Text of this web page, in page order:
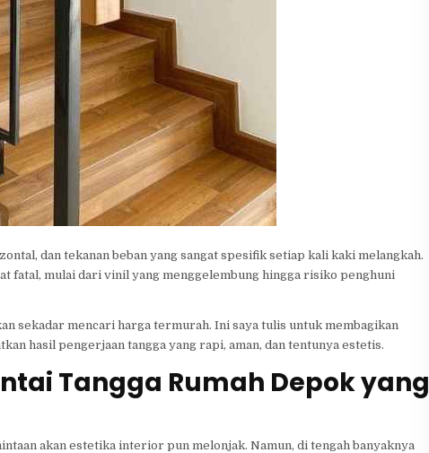
dan tekanan beban yang sangat spesifik setiap kali kaki melangkah.
fatal, mulai dari vinil yang menggelembung hingga risiko penghuni
sekadar mencari harga termurah. Ini saya tulis untuk membagikan
hasil pengerjaan tangga yang rapi, aman, dan tentunya estetis.
Tangga Rumah Depok yang
akan estetika interior pun melonjak. Namun, di tengah banyaknya